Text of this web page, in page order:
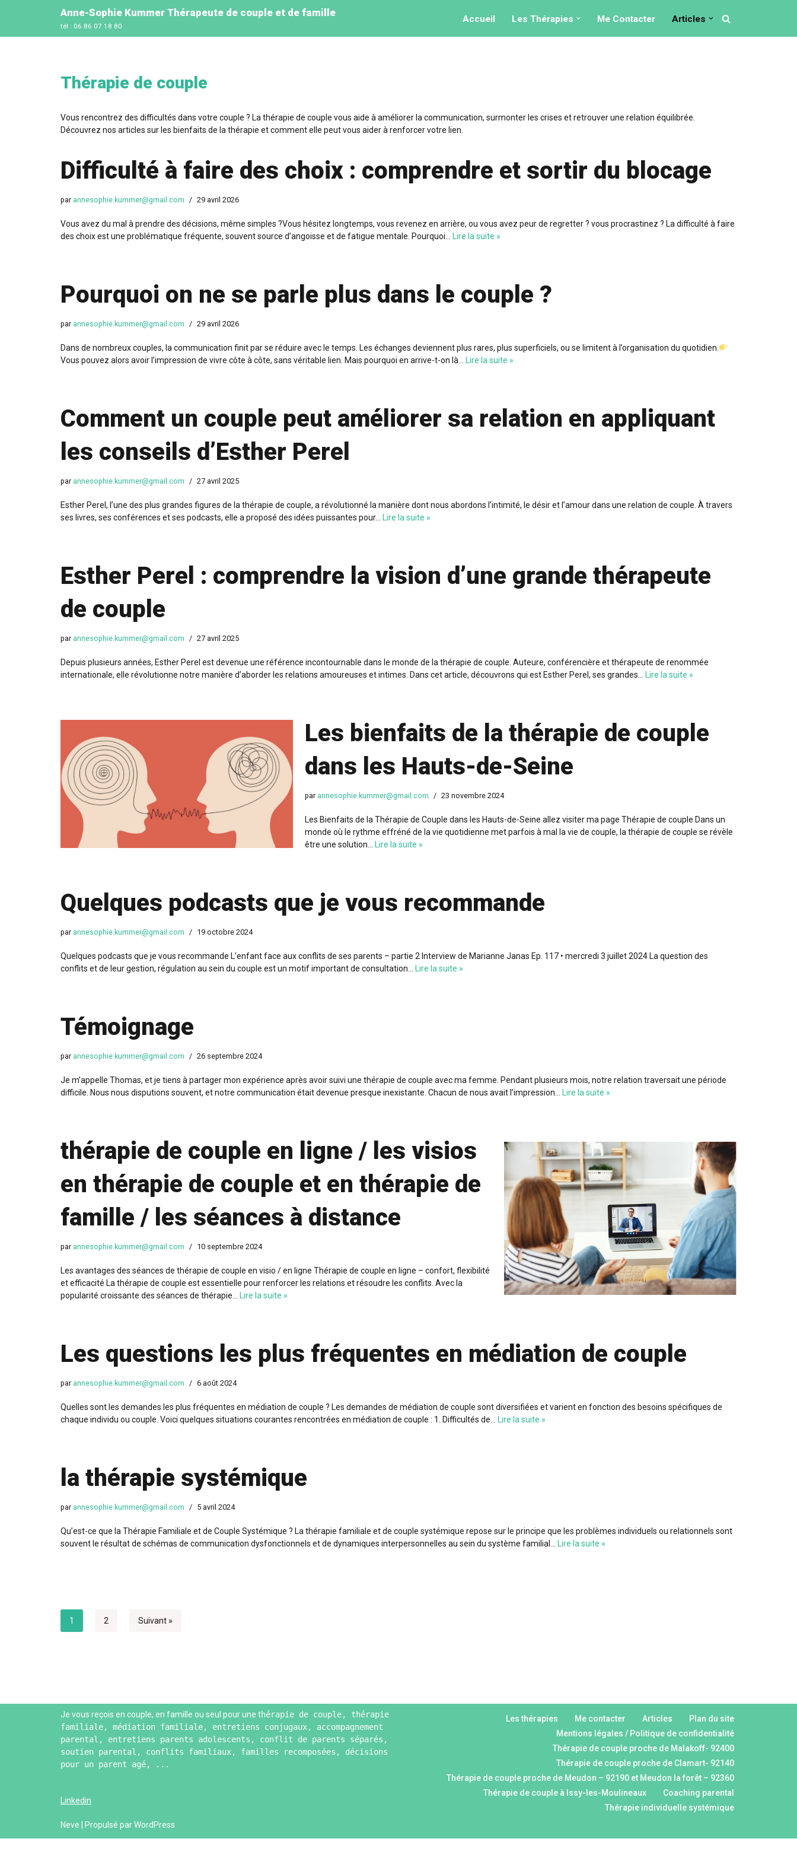
Anne-Sophie Kummer Thérapeute de couple et de famille
tél : 06 86 07 18 80
Accueil Les Thérapies Me Contacter Articles
Thérapie de couple
Vous rencontrez des difficultés dans votre couple ? La thérapie de couple vous aide à améliorer la communication, surmonter les crises et retrouver une relation équilibrée.
Découvrez nos articles sur les bienfaits de la thérapie et comment elle peut vous aider à renforcer votre lien.
Difficulté à faire des choix : comprendre et sortir du blocage
par annesophie.kummer@gmail.com 29 avril 2026
Vous avez du mal à prendre des décisions, même simples ?Vous hésitez longtemps, vous revenez en arrière, ou vous avez peur de regretter ? vous procrastinez ? La difficulté à faire
des choix est une problématique fréquente, souvent source d’angoisse et de fatigue mentale. Pourquoi…
Lire la suite »
Pourquoi on ne se parle plus dans le couple ?
par annesophie.kummer@gmail.com 29 avril 2026
Dans de nombreux couples, la communication finit par se réduire avec le temps. Les échanges deviennent plus rares, plus superficiels, ou se limitent à l’organisation du quotidien.
Vous pouvez alors avoir l’impression de vivre côte à côte, sans véritable lien. Mais pourquoi en arrive-t-on là…
Lire la suite »
Comment un couple peut améliorer sa relation en appliquant
les conseils d’Esther Perel
par annesophie.kummer@gmail.com 27 avril 2025
Esther Perel, l’une des plus grandes figures de la thérapie de couple, a révolutionné la manière dont nous abordons l’intimité, le désir et l’amour dans une relation de couple. À travers
ses livres, ses conférences et ses podcasts, elle a proposé des idées puissantes pour…
Lire la suite »
Esther Perel : comprendre la vision d’une grande thérapeute
de couple
par annesophie.kummer@gmail.com 27 avril 2025
Depuis plusieurs années, Esther Perel est devenue une référence incontournable dans le monde de la thérapie de couple. Auteure, conférencière et thérapeute de renommée
internationale, elle révolutionne notre manière d’aborder les relations amoureuses et intimes. Dans cet article, découvrons qui est Esther Perel, ses grandes…
Lire la suite »
Les bienfaits de la thérapie de couple
dans les Hauts-de-Seine
par annesophie.kummer@gmail.com 23 novembre 2024
Les Bienfaits de la Thérapie de Couple dans les Hauts-de-Seine allez visiter ma page Thérapie de couple Dans un
monde où le rythme effréné de la vie quotidienne met parfois à mal la vie de couple, la thérapie de couple se révèle
être une solution…
Lire la suite »
Quelques podcasts que je vous recommande
par annesophie.kummer@gmail.com 19 octobre 2024
Quelques podcasts que je vous recommande L’enfant face aux conflits de ses parents – partie 2 Interview de Marianne Janas Ep. 117 • mercredi 3 juillet 2024 La question des
conflits et de leur gestion, régulation au sein du couple est un motif important de consultation…
Lire la suite »
Témoignage
par annesophie.kummer@gmail.com 26 septembre 2024
Je m’appelle Thomas, et je tiens à partager mon expérience après avoir suivi une thérapie de couple avec ma femme. Pendant plusieurs mois, notre relation traversait une période
difficile. Nous nous disputions souvent, et notre communication était devenue presque inexistante. Chacun de nous avait l’impression…
Lire la suite »
thérapie de couple en ligne / les visios
en thérapie de couple et en thérapie de
famille / les séances à distance
par annesophie.kummer@gmail.com 10 septembre 2024
Les avantages des séances de thérapie de couple en visio / en ligne Thérapie de couple en ligne – confort, flexibilité
et efficacité La thérapie de couple est essentielle pour renforcer les relations et résoudre les conflits. Avec la
popularité croissante des séances de thérapie…
Lire la suite »
Les questions les plus fréquentes en médiation de couple
par annesophie.kummer@gmail.com 6 août 2024
Quelles sont les demandes les plus fréquentes en médiation de couple ? Les demandes de médiation de couple sont diversifiées et varient en fonction des besoins spécifiques de
chaque individu ou couple. Voici quelques situations courantes rencontrées en médiation de couple : 1. Difficultés de…
Lire la suite »
la thérapie systémique
par annesophie.kummer@gmail.com 5 avril 2024
Qu’est-ce que la Thérapie Familiale et de Couple Systémique ? La thérapie familiale et de couple systémique repose sur le principe que les problèmes individuels ou relationnels sont
souvent le résultat de schémas de communication dysfonctionnels et de dynamiques interpersonnelles au sein du système familial…
Lire la suite »
1 2 Suivant »
Je vous reçois en couple, en famille ou seul pour une thérapie de couple, thérapie
familiale, médiation familiale, entretiens conjugaux, accompagnement
parental, entretiens parents adolescents, conflit de parents séparés,
soutien parental, conflits familiaux, familles recomposées, décisions
pour un parent agé, ...
Linkedin
Neve | Propulsé parWordPress
Les thérapies Me contacter Articles
Plan du site
Mentions légales / Politique de confidentialité
Thérapie de couple proche de Malakoff- 92400
Thérapie de couple proche de Clamart- 92140
Thérapie de couple proche de Meudon – 92190 et Meudon la forêt – 92360
Thérapie de couple à Issy-les-Moulineaux
Coaching parental
Thérapie individuelle systémique